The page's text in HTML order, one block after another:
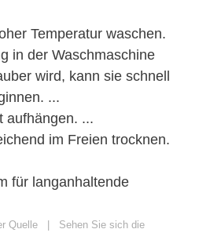
Temperatur waschen.
in der Waschmaschine
wird, kann sie schnell
...
aufhängen. ...
im Freien trocknen.
für langanhaltende
Quelle | Sehen Sie sich die